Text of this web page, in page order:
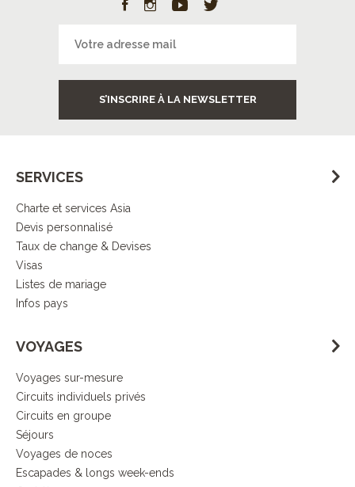
S’INSCRIRE À LA NEWSLETTER
SERVICES
Charte et services Asia
Devis personnalisé
Taux de change & Devises
Visas
Listes de mariage
Infos pays
VOYAGES
Voyages sur-mesure
Circuits individuels privés
Circuits en groupe
Séjours
Voyages de noces
Escapades & longs week-ends